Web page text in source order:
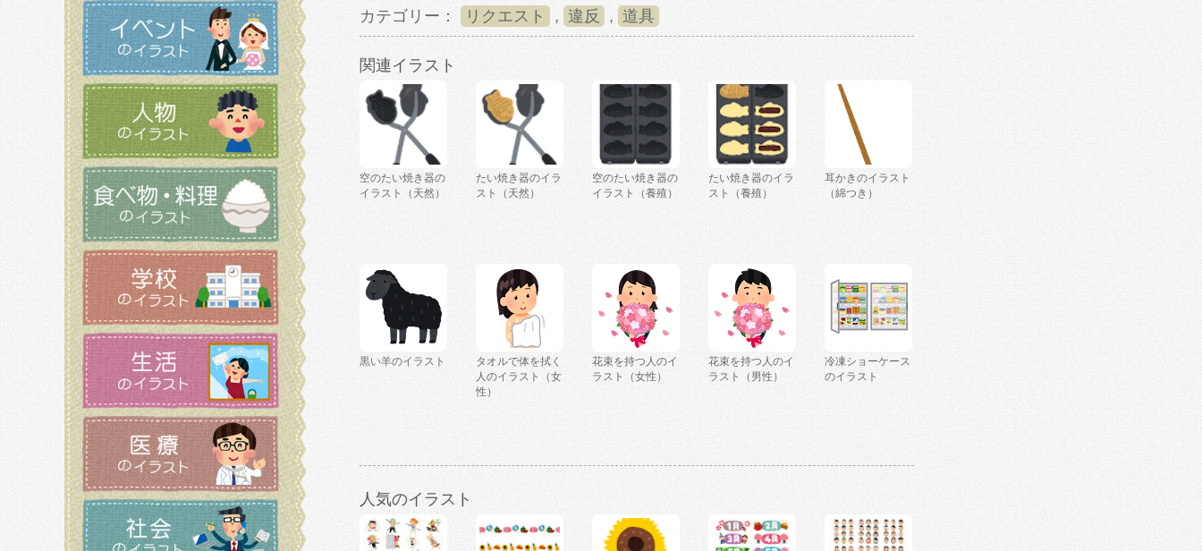
カテゴリー： リクエスト , 違反 , 道具
関連イラスト
空のたい焼き器の
イラスト（天然）
たい焼き器のイラ
スト（天然）
空のたい焼き器の
イラスト（養殖）
たい焼き器のイラ
スト（養殖）
耳かきのイラスト
（綿つき）
黒い羊のイラスト
タオルで体を拭く
人のイラスト（女
性）
花束を持つ人のイ
ラスト（女性）
花束を持つ人のイ
ラスト（男性）
冷凍ショーケース
のイラスト
人気のイラスト